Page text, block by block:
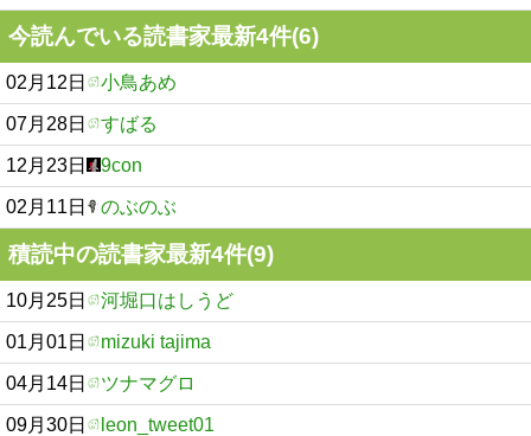
今読んでいる読書家最新4件(6)
02月12日 小鳥あめ
07月28日 すばる
12月23日 9con
02月11日 のぶのぶ
積読中の読書家最新4件(9)
10月25日 河堀口はしうど
01月01日 mizuki tajima
04月14日 ツナマグロ
09月30日 leon_tweet01